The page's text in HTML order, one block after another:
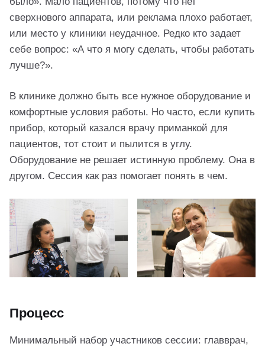
сверхнового аппарата, или реклама плохо работает,
или место у клиники неудачное. Редко кто задает
себе вопрос: «А что я могу сделать, чтобы работать
лучше?».
В клинике должно быть все нужное оборудование и
комфортные условия работы. Но часто, если купить
прибор, который казался врачу приманкой для
пациентов, тот стоит и пылится в углу.
Оборудование не решает истинную проблему. Она в
другом. Сессия как раз помогает понять в чем.
Процесс
Минимальный набор участников сессии: главврач,